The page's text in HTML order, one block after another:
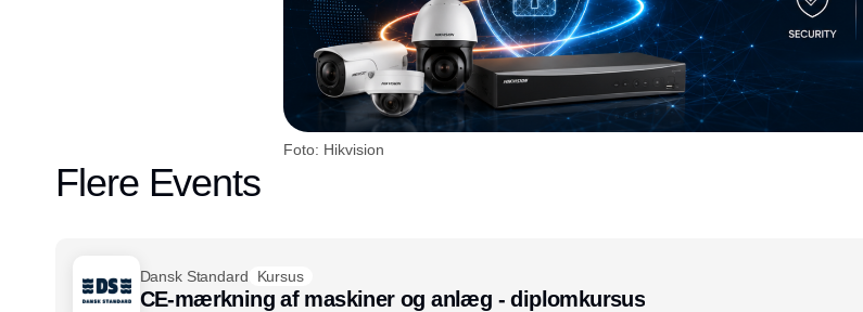
Foto: Hikvision
Flere Events
Dansk Standard Kursus
CE-mærkning af maskiner og anlæg - diplomkursus